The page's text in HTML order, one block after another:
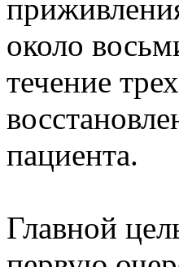
около
течение
пациента.
Главной